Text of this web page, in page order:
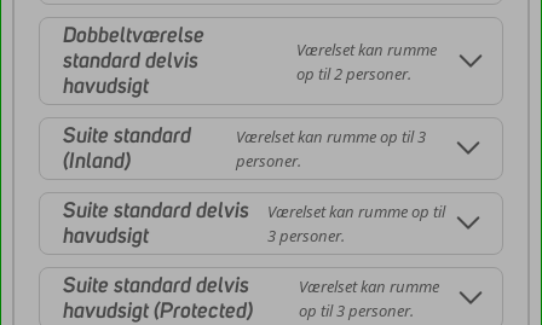
Dobbeltværelse
standard delvis
havudsigt
Værelset kan rumme
op til 2 personer.
Suite standard
(Inland)
Værelset kan rumme op til 3
personer.
Suite standard delvis
havudsigt
Værelset kan rumme op til
3 personer.
Suite standard delvis
havudsigt (Protected)
Værelset kan rumme
op til 3 personer.